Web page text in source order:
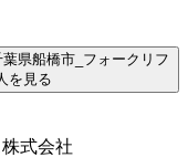
県船橋市_フォークリフ
を見る
式会社